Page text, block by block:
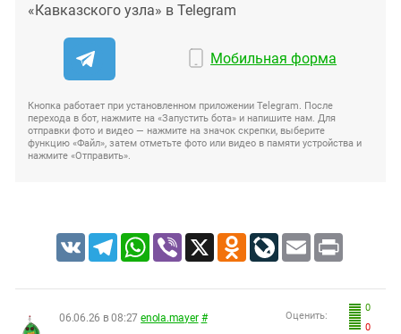
«Кавказского узла» в Telegram
Мобильная форма
Кнопка работает при установленном приложении Telegram. После
перехода в бот, нажмите на «Запустить бота» и напишите нам. Для
отправки фото и видео — нажмите на значок скрепки, выберите
функцию «Файл», затем отметьте фото или видео в памяти устройства и
нажмите «Отправить».
VK TelegramWhatsApp
Viber X Odnoklassniki
LiveJournal
Email Print
0
0
Оценить:
06.06.26 в 08:27 enola.mayer #